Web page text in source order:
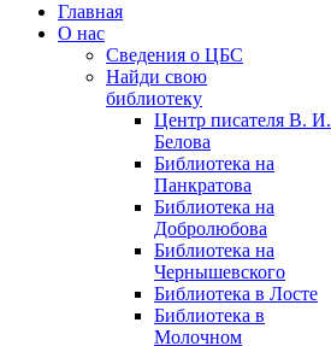
Главная
О нас
Сведения о ЦБС
Найди свою
библиотеку
Центр писателя В. И.
Белова
Библиотека на
Панкратова
Библиотека на
Добролюбова
Библиотека на
Чернышевского
Библиотека в Лосте
Библиотека в
Молочном